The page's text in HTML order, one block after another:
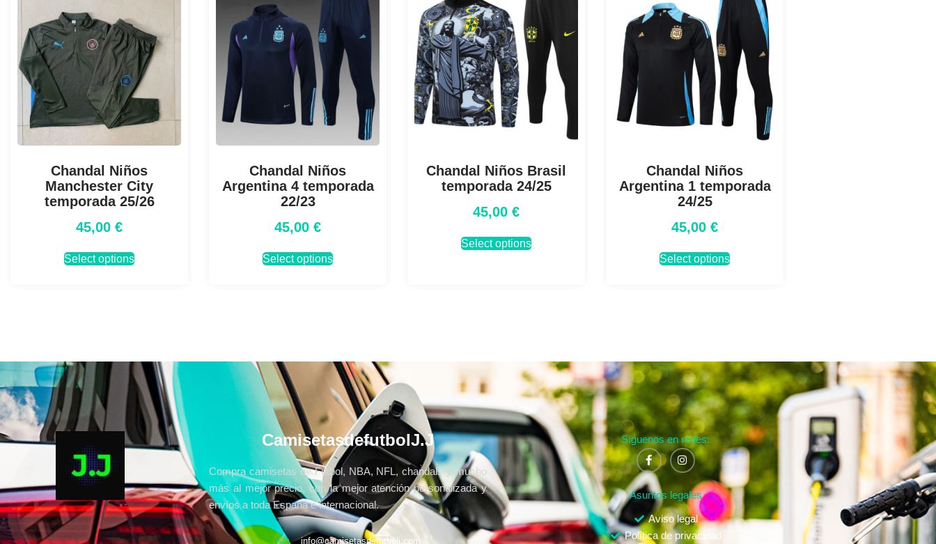
Chandal Niños
Manchester City
temporada 25/26
45,00 €
Select options
Chandal Niños
Argentina 4 temporada
22/23
45,00 €
Select options
Chandal Niños Brasil
temporada 24/25
45,00 €
Select options
Chandal Niños
Argentina 1 temporada
24/25
45,00 €
Select options
CamisetasdefutbolJ.J
Compra camisetas de Fútbol, NBA, NFL, chandals y mucho
más al mejor precio, con la mejor atención personalizada y
envíos a toda España e internacional.
info@camisetasdefutbolj.com
Síguenos en redes:
Asuntos legales
Aviso legal
Política de privacidad